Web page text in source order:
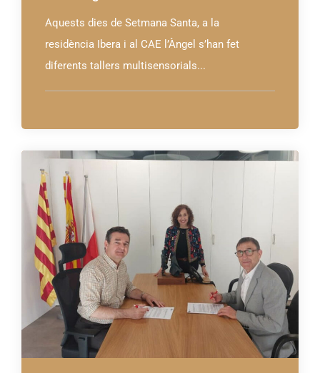
Aquests dies de Setmana Santa, a la
residència Ibera i al CAE l’Àngel s’han fet
diferents tallers multisensorials...